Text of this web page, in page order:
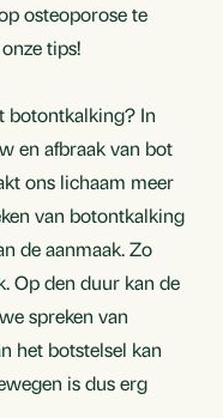
osteoporose te
tips!
botontkalking? In
en afbraak van bot
ons lichaam meer
van botontkalking
de aanmaak. Zo
Op den duur kan de
spreken van
het botstelsel kan
is dus erg